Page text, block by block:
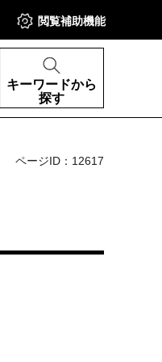
閲覧補助機能
キーワードから
探す
ページID：12617